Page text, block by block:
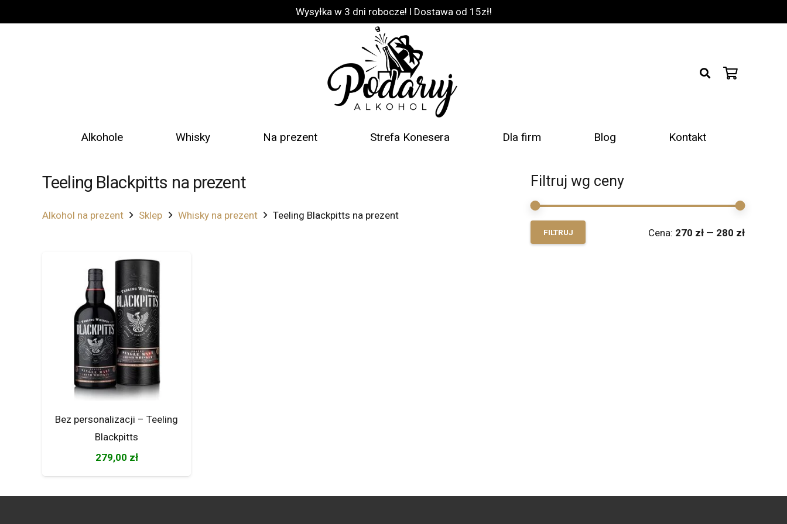
Wysyłka w 3 dni robocze! l Dostawa od 15zł!
Alkohole Whisky Na prezent Strefa Konesera Dla firm Blog Kontakt
Teeling Blackpitts na prezent
Alkohol na prezent Sklep Whisky na prezent Teeling Blackpitts na prezent
Bez personalizacji – Teeling
Blackpitts
279,00 zł
Filtruj wg ceny
Cena
Cena
FILTRUJ Cena: 270 zł— 280 zł